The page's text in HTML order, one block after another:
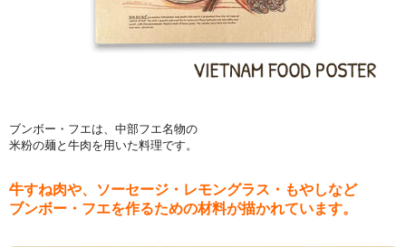
ブンボー・フエは、中部フエ名物の
米粉の麺と牛肉を用いた料理です。
牛すね肉や、ソーセージ・レモングラス・もやしなど
ブンボー・フエを作るための材料が描かれています。